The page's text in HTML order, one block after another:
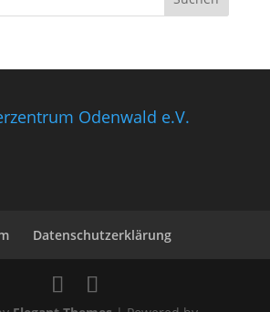
Odenwald e.V.
Datenschutzerklärung